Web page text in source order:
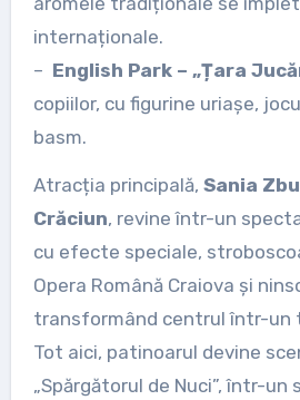
internaționale.
– English Park – „Țara
copiilor, cu figurine uriașe,
basm.
Atracția principală, Sania
Crăciun, revine într-un
cu efecte speciale,
Opera Română Craiova și
transformând centrul într-un
Tot aici, patinoarul devine
„Spărgătorul de Nuci”, într-un